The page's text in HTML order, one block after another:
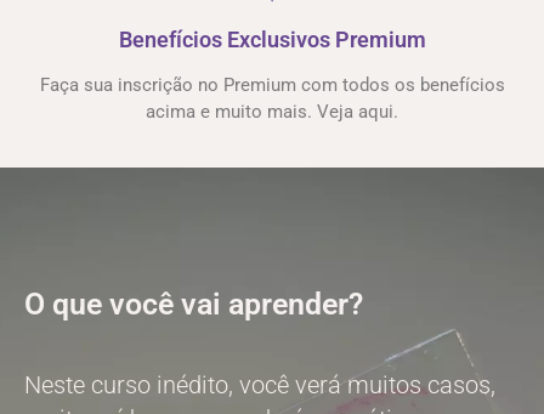
Benefícios Exclusivos Premium
Faça sua inscrição no Premium com todos os benefícios
acima e muito mais. Veja aqui.
O que você vai aprender?
Neste curso inédito, você verá muitos casos,